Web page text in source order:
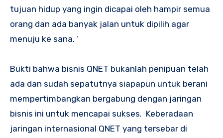
tujuan hidup yang ingin dicapai oleh hampir semua
orang dan ada banyak jalan untuk dipilih agar
menuju ke sana. ‘
Bukti bahwa bisnis QNET bukanlah penipuan telah
ada dan sudah sepatutnya siapapun untuk berani
mempertimbangkan bergabung dengan jaringan
bisnis ini untuk mencapai sukses. Keberadaan
jaringan internasional QNET yang tersebar di